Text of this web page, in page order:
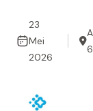
23
Mei
2026